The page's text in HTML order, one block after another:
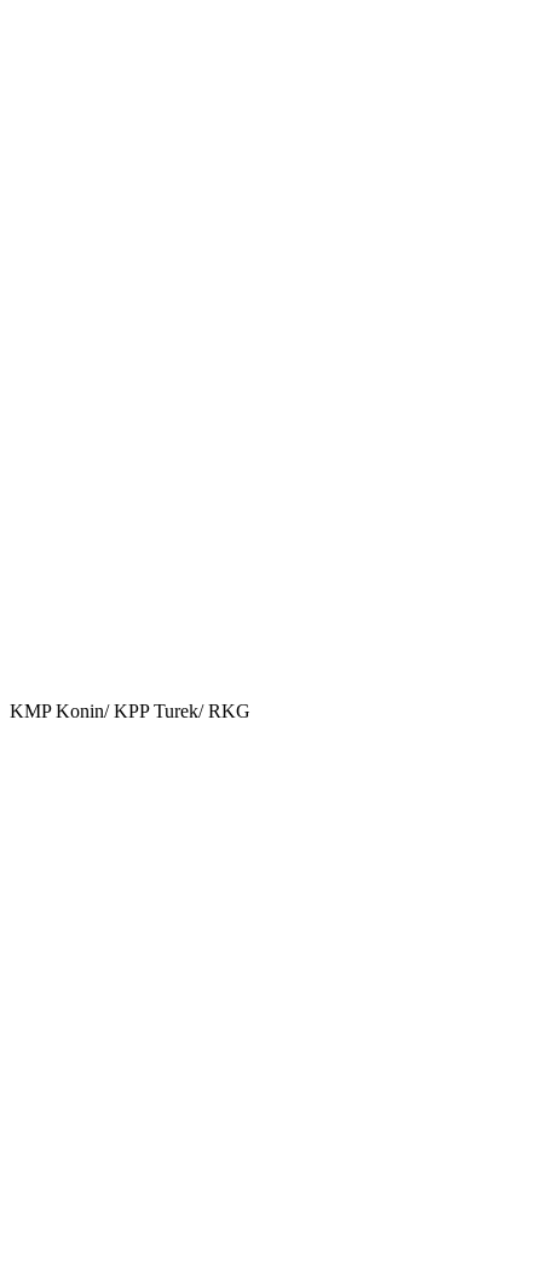
KMP Konin/ KPP Turek/ RKG